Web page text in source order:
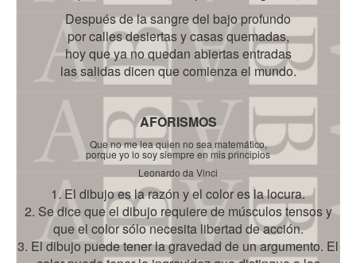
Después de la sangre del bajo profundo
por calles desiertas y casas quemadas,
hoy que ya no quedan abiertas entradas
las salidas dicen que comienza el mundo.
AFORISMOS
Que no me lea quien no sea matemático,
porque yo lo soy siempre en mis principios
Leonardo da Vinci
1. El dibujo es la razón y el color es la locura.
2. Se dice que el dibujo requiere de músculos tensos y
que el color sólo necesita libertad de acción.
3. El dibujo puede tener la gravedad de un argumento. El